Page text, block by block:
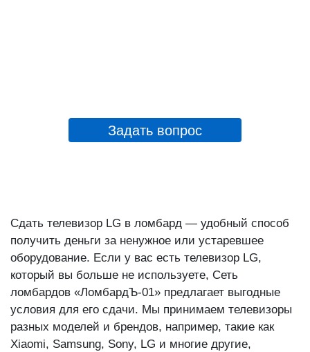
Задать вопрос
Сдать телевизор LG в ломбард — удобный способ
получить деньги за ненужное или устаревшее
оборудование. Если у вас есть телевизор LG,
который вы больше не используете, Сеть
ломбардов «ЛомбардЪ-01» предлагает выгодные
условия для его сдачи. Мы принимаем телевизоры
разных моделей и брендов, например, такие как
Xiaomi, Samsung, Sony, LG и многие другие,